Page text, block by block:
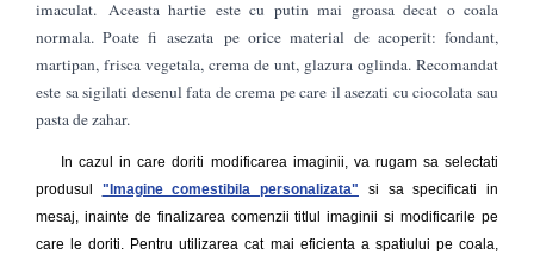
imaculat. Aceasta hartie este cu putin mai groasa decat o coala
normala. Poate fi asezata pe orice material de acoperit: fondant,
martipan, frisca vegetala, crema de unt, glazura oglinda. Recomandat
este sa sigilati desenul fata de crema pe care il asezati cu ciocolata sau
pasta de zahar.
In cazul in care doriti modificarea imaginii, va rugam sa selectati
produsul "Imagine comestibila personalizata" si sa specificati in
mesaj, inainte de finalizarea comenzii titlul imaginii si modificarile pe
care le doriti. Pentru utilizarea cat mai eficienta a spatiului pe coala,